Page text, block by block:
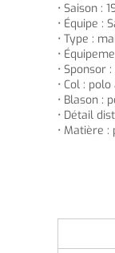
• Saison :
• Équipe :
• Type :
•
• Sponsor :
• Col :
• Blason :
• Détail
• Matière